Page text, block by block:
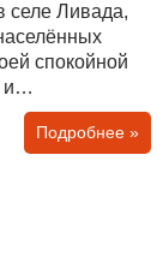
селе Ливада,
спокойной
жителей.
отличные
в
Подробнее »